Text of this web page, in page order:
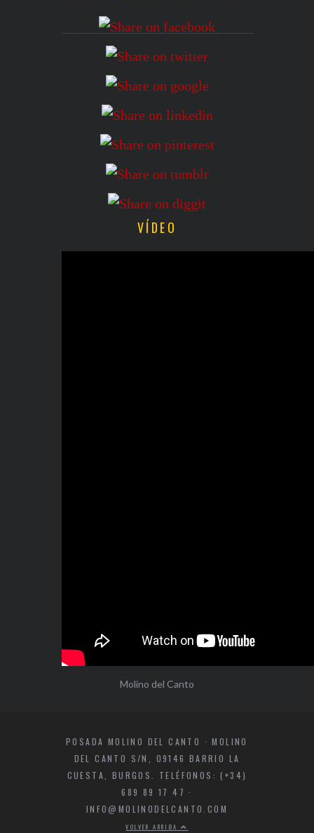
VÍDEO
Molino del Canto
POSADA MOLINO DEL CANTO · MOLINO
DEL CANTO S/N, 09146 BARRIO LA
CUESTA, BURGOS. TELÉFONOS: (+34)
689 89 17 47 ·
INFO@MOLINODELCANTO.COM
VOLVER ARRIBA